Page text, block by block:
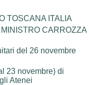
TOSCANA ITALIA
CARROZZA
del 26 novembre
23 novembre) di
Atenei